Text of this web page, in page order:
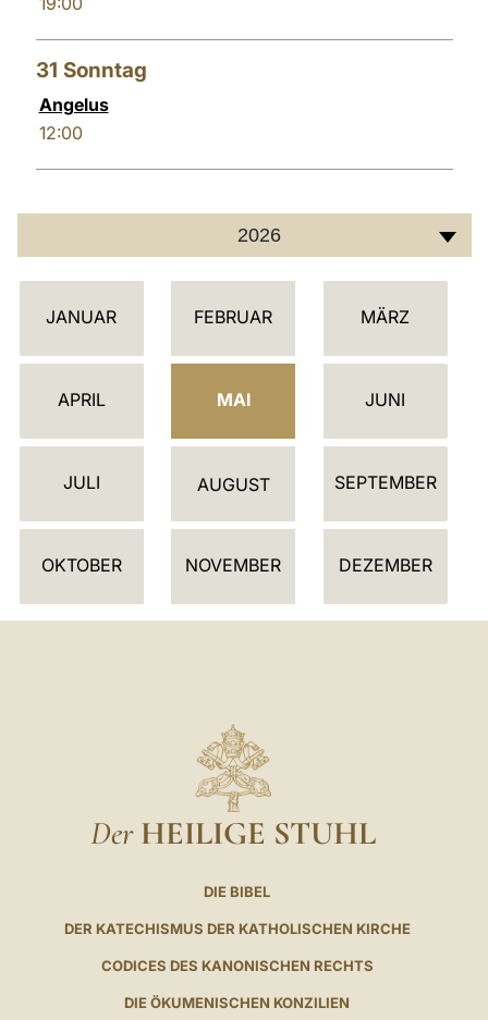
31 Sonntag
Angelus
12:00
2026
K
L
D
R
JANUAR FEBRUAR MÄRZ
APRIL MAI JUNI
JULI AUGUST SEPTEMBER
OKTOBER NOVEMBER DEZEMBER
Der HEILIGE STUHL
DIE BIBEL
DER KATECHISMUS DER KATHOLISCHEN KIRCHE
CODICES DES KANONISCHEN RECHTS
DIE ÖKUMENISCHEN KONZILIEN